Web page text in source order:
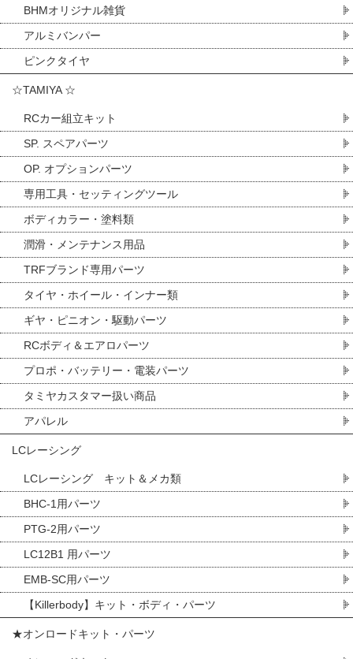
BHMオリジナル雑貨
アルミバンパー
ピンクタイヤ
☆TAMIYA ☆
RCカー組立キット
SP. スペアパーツ
OP. オプションパーツ
専用工具・セッティングツール
ボディカラー・塗料類
潤滑・メンテナンス用品
TRFブランド専用パーツ
タイヤ・ホイール・インナー類
ギヤ・ピニオン・駆動パーツ
RCボディ＆エアロパーツ
プロポ・バッテリー・電装パーツ
タミヤカスタマー扱い商品
アパレル
LCレーシング
LCレーシング キット＆メカ類
BHC-1用パーツ
PTG-2用パーツ
LC12B1 用パーツ
EMB-SC用パーツ
【Killerbody】キット・ボディ・パーツ
★オンロードキット・パーツ